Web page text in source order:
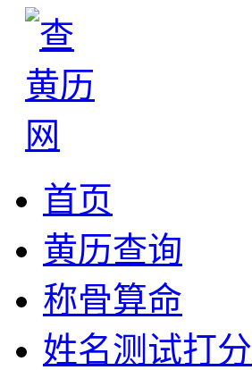
首页
黄历查询
称骨算命
姓名测试打分